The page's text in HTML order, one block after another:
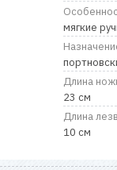
мягкие
Длина
23 см
Длина
10 см